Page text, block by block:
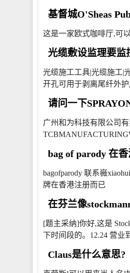
基督城O'Sheas
这是一家欧式咖啡厅,可
光缆敷设监理要监
光缆施工工具|光缆施工|
开孔可用于剥离尾纤外护
请问一下
广州和为科技有限公司
bag of parody 在
bagofparody 联系嶶
牌在香港注册而已
在芬兰像
[题主采纳]你好,这是
下时间段的。12.24 营业
Claus是什么意思?